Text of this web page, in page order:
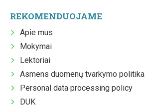
REKOMENDUOJAME
Apie mus
Mokymai
Lektoriai
Asmens duomenų tvarkymo politika
Personal data processing policy
DUK